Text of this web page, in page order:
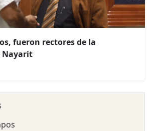
fueron rectores de la
Nayarit